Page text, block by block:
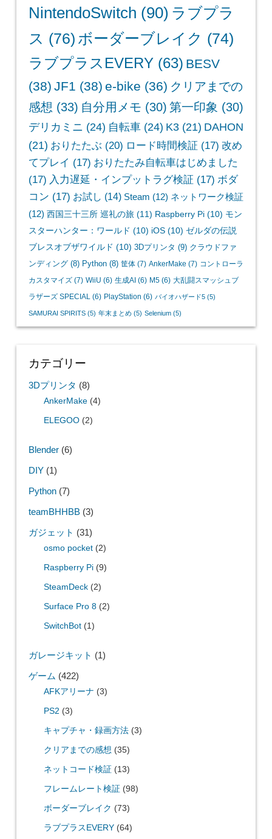
NintendoSwitch (90) ラブプラ
ス (76) ボーダーブレイク (74)
ラブプラスEVERY(63) BESV
(38) JF1 (38) e-bike (36) クリアまでの
感想 (33) 自分用メモ (30) 第一印象 (30)
デリカミニ (24) 自転車(24) K3(21) DAHON
(21) おりたたぶ (20) ロード時間検証 (17) 改め
てプレイ (17) おりたたみ自転車はじめました
(17) 入力遅延・インプットラグ検証 (17) ボダ
コン (17) お試し (14) Steam (12) ネットワーク検証
(12) 西国三十三所 巡礼の旅(11) Raspberry Pi(10) モン
スターハンター：ワールド (10) iOS(10) ゼルダの伝説
ブレスオブザワイルド (10) 3Dプリンタ (9) クラウドファ
ンディング(8) Python(8) 筐体(7) AnkerMake (7) コントローラ
カスタマイズ(7) WiiU (6) 生成AI (6) M5(6) 大乱闘スマッシュブ
ラザーズ SPECIAL(6) PlayStation (6) バイオハザード5(5)
SAMURAI SPIRITS(5) 年末まとめ(5) Selenium(5)
カテゴリー
3Dプリンタ (8)
AnkerMake(4)
ELEGOO(2)
Blender(6)
DIY(1)
Python(7)
teamBHHBB(3)
ガジェット (31)
osmo pocket(2)
Raspberry Pi(9)
SteamDeck(2)
Surface Pro 8(2)
SwitchBot(1)
ガレージキット (1)
ゲーム (422)
AFKアリーナ (3)
PS2 (3)
キャプチャ・録画方法(3)
クリアまでの感想 (35)
ネットコード検証 (13)
フレームレート検証 (98)
ボーダーブレイク (73)
ラブプラスEVERY(64)